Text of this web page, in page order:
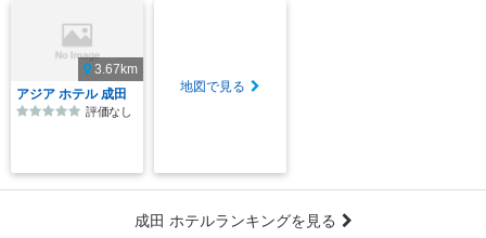
3.67km
アジア ホテル 成田
評価なし
地図で見る
成田 ホテルランキングを見る